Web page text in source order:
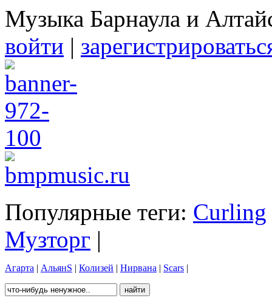
Музыка Барнаула и
войти |
Популярные теги: Curling
Музторг |
Агарта | АльянS | Колизей | Нирвана | Scars |